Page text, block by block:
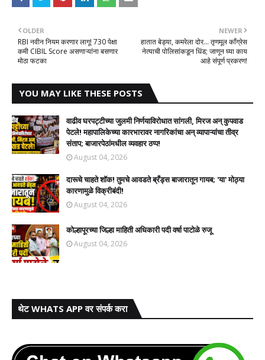
NEWER
हातात बेड्या, कमरेला दोर... तृणमूल काँग्रेस
नेत्याची पोलिसांकडून धिंड; जाणून घ्या काय
आहे संपूर्ण प्रकरण!
OLDER
RBI नवीन नियम करणार लागू! 730 पेक्षा
कमी CIBIL Score असणाऱ्यांना बसणार
मोठा फटका
YOU MAY LIKE THESE POSTS
वाढीव घरपट्टीच्या जुलमी निर्णयाविरोधात सांगली, मिरज अन् कुपवाड
पेटले! महापालिकेच्या कारभारावर नागरिकांचा अन् व्यापाऱ्यांचा तीव्र
संताप; बाजारपेठांमधील व्यवहार ठप्प!​
August 04, 2026
दारूचे चाहते शॉक! तुमचे आवडते ब्रँड्स बाजारातून गायब; 'या' मोठ्या
कारणामुळे विक्रीबंदी!
August 04, 2026
कोल्हापूरच्या जिल्हा माहिती अधिकारी पदी वर्षा पाटोळे रुजू
August 04, 2026
थेट WHATS APP वर संपर्क करा